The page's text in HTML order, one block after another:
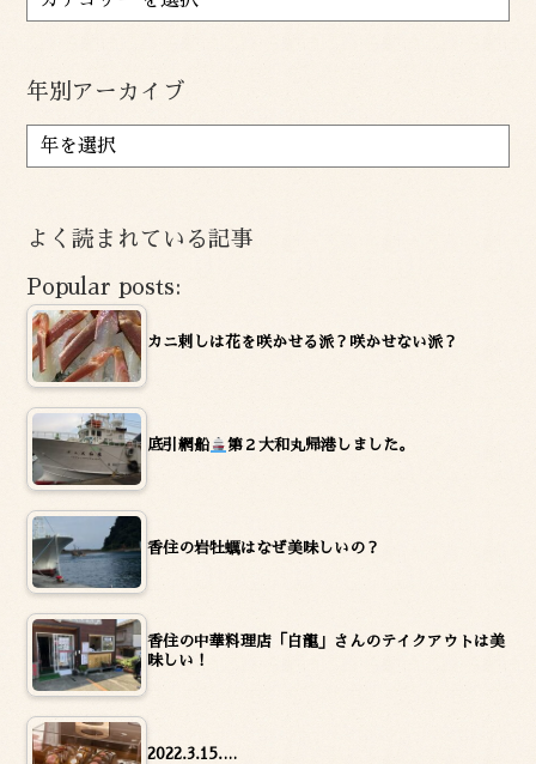
年別アーカイブ
ア
ー
ブ
よく読まれている記事
Popular posts:
カニ刺しは花を咲かせる派？咲かせない派？
底引網船 第２大和丸帰港しました。
香住の岩牡蠣はなぜ美味しいの？
香住の中華料理店「白龍」さんのテイクアウトは美
味しい！
2022.3.15.…